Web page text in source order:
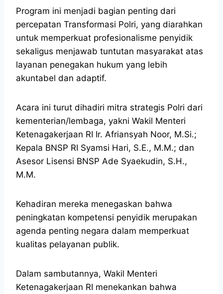
Program ini menjadi bagian penting dari
percepatan Transformasi Polri, yang diarahkan
untuk memperkuat profesionalisme penyidik
sekaligus menjawab tuntutan masyarakat atas
layanan penegakan hukum yang lebih
akuntabel dan adaptif.
Acara ini turut dihadiri mitra strategis Polri dari
kementerian/lembaga, yakni Wakil Menteri
Ketenagakerjaan RI Ir. Afriansyah Noor, M.Si.;
Kepala BNSP RI Syamsi Hari, S.E., M.M.; dan
Asesor Lisensi BNSP Ade Syaekudin, S.H.,
M.M.
Kehadiran mereka menegaskan bahwa
peningkatan kompetensi penyidik merupakan
agenda penting negara dalam memperkuat
kualitas pelayanan publik.
Dalam sambutannya, Wakil Menteri
Ketenagakerjaan RI menekankan bahwa